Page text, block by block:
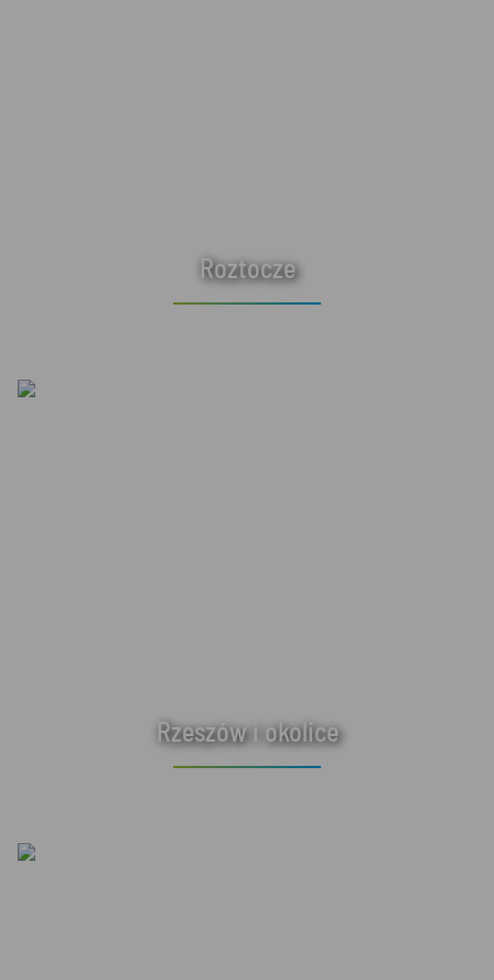
Roztocze
Rzeszów i okolice